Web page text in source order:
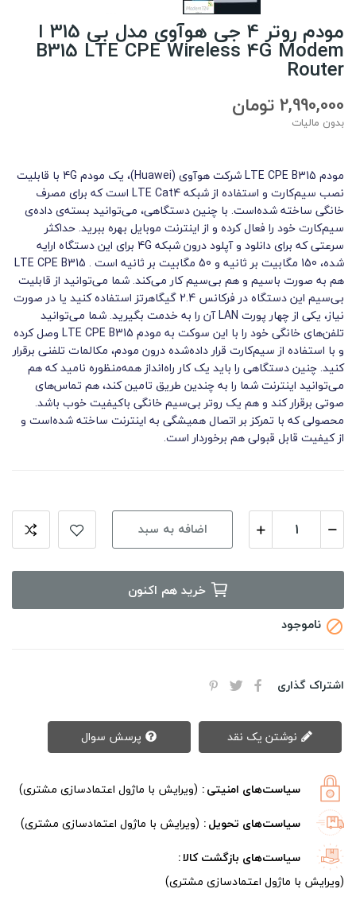
مودم روتر 4 جی هوآوی مدل بی 315 ا
B315 LTE CPE Wireless 4G Modem
Router
2,990,000 تومان
بدون مالیات
مودم LTE CPE B315 شرکت هوآوی (Huawei)، یک مودم 4G با قابلیت
نصب سیم‌کارت و استفاده از شبکه LTE Cat4 است که برای مصرف
خانگی ساخته شده‌است. با چنین دستگاهی، می‌توانید بسته‌ی داده‌ی
سیم‌کارت خود را فعال کرده و از اینترنت موبایل بهره ببرید. حداکثر
سرعتی که برای دانلود و آپلود درون شبکه 4G برای این دستگاه ارایه
شده، 150 مگابیت بر ثانیه و 50 مگابیت بر ثانیه است . LTE CPE B315
هم به صورت باسیم و هم بی‌سیم کار می‌کند. شما می‌توانید از قابلیت
بی‌سیم این دستگاه در فرکانس 2.4 گیگاهرتز استفاده کنید یا در صورت
نیاز، یکی از چهار پورت LAN آن‌ را به خدمت بگیرید. شما می‌توانید
تلفن‌های خانگی خود را با این سوکت به مودم LTE CPE B315 وصل کرده
و با استفاده از سیم‌کارت قرار داده‌شده درون مودم، مکالمات تلفنی‌ برقرار
کنید. چنین دستگاهی را باید یک کار راه‌انداز همه‌منظوره نامید که هم
می‌توانید اینترنت شما را به چندین طریق تامین کند، هم تماس‌های
صوتی برقرار کند و هم یک روتر بی‌سیم خانگی باکیفیت خوب باشد.
محصولی که با تمرکز بر اتصال همیشگی به اینترنت ساخته شده‌است و
از کیفیت قابل قبولی هم برخوردار است.
اضافه به سبد
خرید هم اکنون
 ناموجود
اشتراک گذاری
سیاست‌های امنیتی (ویرایش با ماژول اعتمادسازی مشتری)
سیاست‌های تحویل (ویرایش با ماژول اعتمادسازی مشتری)
سیاست‌های بازگشت کالا
(ویرایش با ماژول اعتمادسازی مشتری)